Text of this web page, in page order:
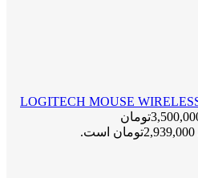
قیمت اصلی 3,500,000تومان